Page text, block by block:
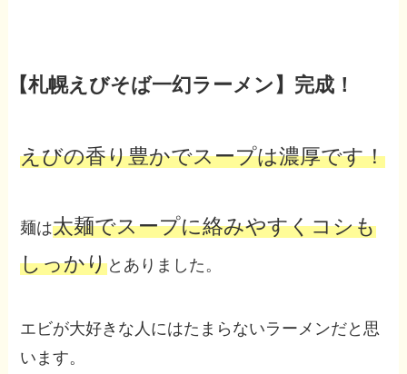
【札幌えびそば一幻ラーメン】完成！
えびの香り豊かでスープは濃厚です！
麺は太麺でスープに絡みやすくコシも
しっかりとありました。
エビが大好きな人にはたまらないラーメンだと思
います。